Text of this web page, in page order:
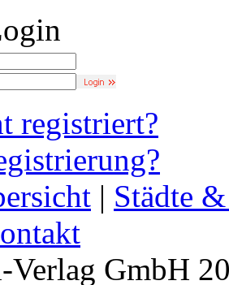
registriert?
| Städte
GmbH